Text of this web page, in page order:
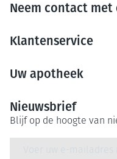
Neem contact met
Klantenservice
Uw apotheek
Nieuwsbrief
Blijf op de hoogte van